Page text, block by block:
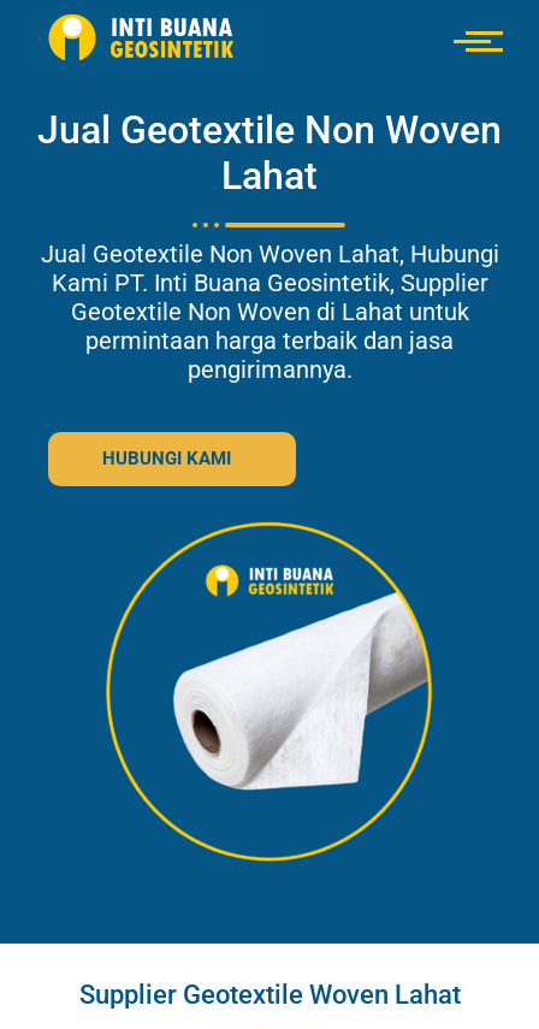
Jual Geotextile Non Woven
Lahat
Jual Geotextile Non Woven Lahat, Hubungi
Kami PT. Inti Buana Geosintetik, Supplier
Geotextile Non Woven di Lahat untuk
permintaan harga terbaik dan jasa
pengirimannya.
HUBUNGI KAMI
Supplier Geotextile Woven Lahat